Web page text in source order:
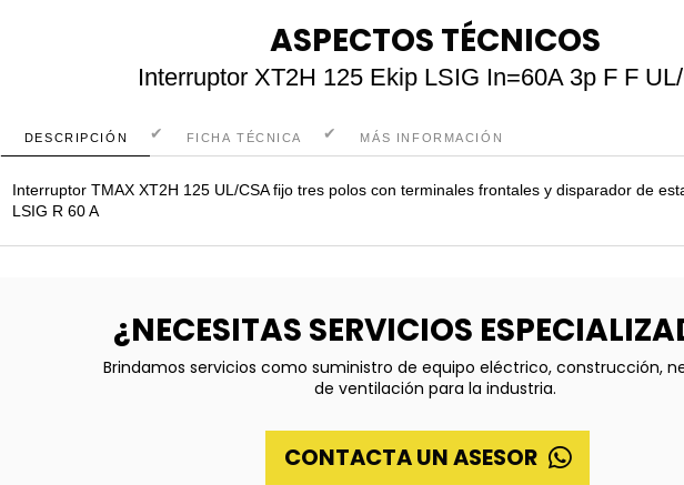
ASPECTOS TÉCNICOS
Interruptor XT2H 125 Ekip LSIG In=60A 3p F F
DESCRIPCIÓN FICHA TÉCNICA MÁS INFORMACIÓN
Interruptor TMAX XT2H 125 UL/CSA fijo tres polos con terminales frontales y disparador de
LSIG R 60 A
¿NECESITAS SERVICIOS
Brindamos servicios como suministro de equipo eléctrico, construcción,
de ventilación para la industria.
CONTACTA UN ASESOR